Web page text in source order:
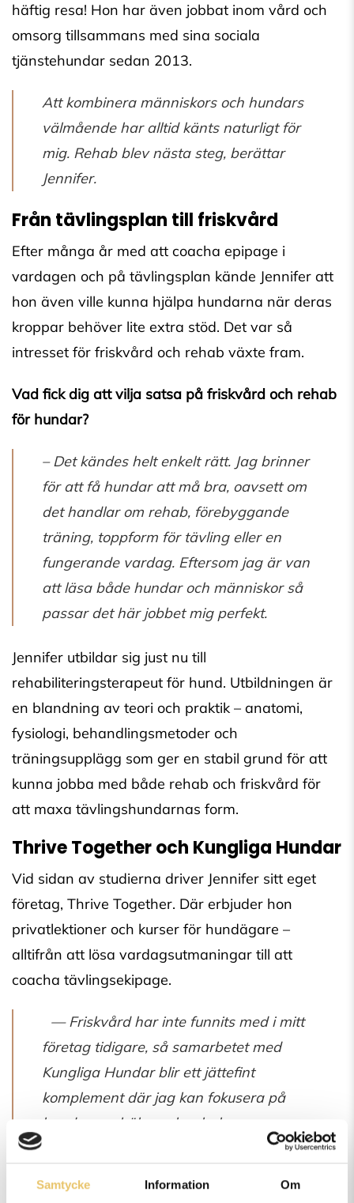
Samtycke Information Om
häftig resa! Hon har även jobbat inom vård och
omsorg tillsammans med sina sociala
tjänstehundar sedan 2013.
Att kombinera människors och hundars
välmående har alltid känts naturligt för
mig. Rehab blev nästa steg, berättar
Jennifer.
Från tävlingsplan till friskvård
Efter många år med att coacha epipage i
vardagen och på tävlingsplan kände Jennifer att
hon även ville kunna hjälpa hundarna när deras
kroppar behöver lite extra stöd. Det var så
intresset för friskvård och rehab växte fram.
Vad fick dig att vilja satsa på friskvård och rehab
för hundar?
– Det kändes helt enkelt rätt. Jag brinner
för att få hundar att må bra, oavsett om
det handlar om rehab, förebyggande
träning, toppform för tävling eller en
fungerande vardag. Eftersom jag är van
att läsa både hundar och människor så
passar det här jobbet mig perfekt.
Jennifer utbildar sig just nu till
rehabiliteringsterapeut för hund. Utbildningen är
en blandning av teori och praktik – anatomi,
fysiologi, behandlingsmetoder och
träningsupplägg som ger en stabil grund för att
kunna jobba med både rehab och friskvård för
att maxa tävlingshundarnas form.
Thrive Together och Kungliga Hundar
Vid sidan av studierna driver Jennifer sitt eget
företag, Thrive Together. Där erbjuder hon
privatlektioner och kurser för hundägare –
alltifrån att lösa vardagsutmaningar till att
coacha tävlingsekipage.
— Friskvård har inte funnits med i mitt
företag tidigare, så samarbetet med
Kungliga Hundar blir ett jättefint
komplement där jag kan fokusera på
hundarnas hälsa och rehab.
Hundsim, massage och mer
Hos Kungliga Hundar kommer Jennifer att